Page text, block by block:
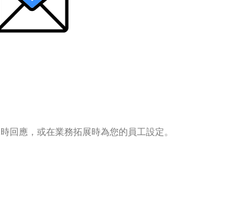
回應，或在業務拓展時為您的員工設定。